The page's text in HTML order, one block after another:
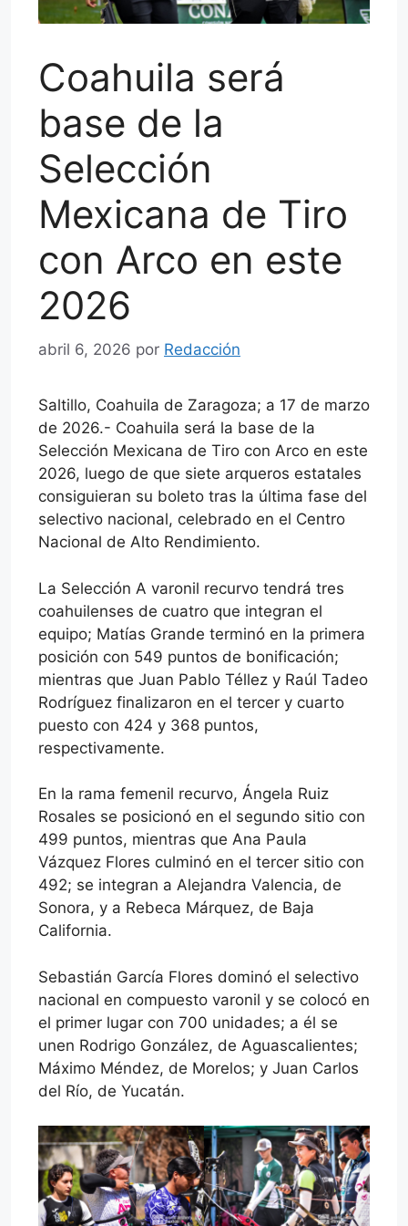
Coahuila será
base de la
Selección
Mexicana de Tiro
con Arco en este
2026
abril 6, 2026 por Redacción
Saltillo, Coahuila de Zaragoza; a 17 de marzo
de 2026.- Coahuila será la base de la
Selección Mexicana de Tiro con Arco en este
2026, luego de que siete arqueros estatales
consiguieran su boleto tras la última fase del
selectivo nacional, celebrado en el Centro
Nacional de Alto Rendimiento.
La Selección A varonil recurvo tendrá tres
coahuilenses de cuatro que integran el
equipo; Matías Grande terminó en la primera
posición con 549 puntos de bonificación;
mientras que Juan Pablo Téllez y Raúl Tadeo
Rodríguez finalizaron en el tercer y cuarto
puesto con 424 y 368 puntos,
respectivamente.
En la rama femenil recurvo, Ángela Ruiz
Rosales se posicionó en el segundo sitio con
499 puntos, mientras que Ana Paula
Vázquez Flores culminó en el tercer sitio con
492; se integran a Alejandra Valencia, de
Sonora, y a Rebeca Márquez, de Baja
California.
Sebastián García Flores dominó el selectivo
nacional en compuesto varonil y se colocó en
el primer lugar con 700 unidades; a él se
unen Rodrigo González, de Aguascalientes;
Máximo Méndez, de Morelos; y Juan Carlos
del Río, de Yucatán.